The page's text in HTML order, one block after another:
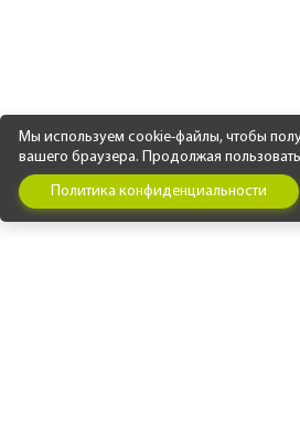
Мы используем cookie-файлы, чтобы
вашего браузера. Продолжая
Политика конфиденциальности